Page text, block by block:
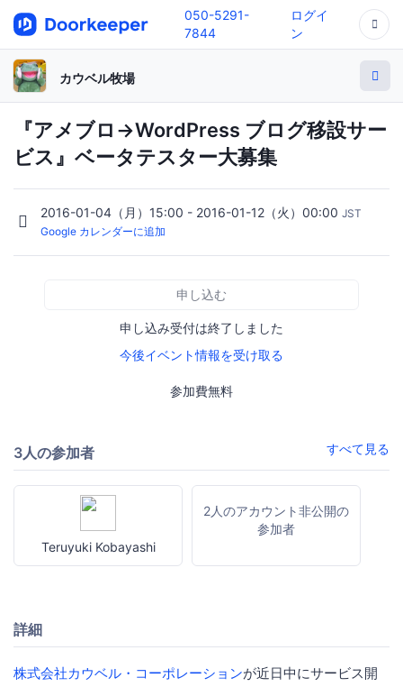
050-5291-
7844
ログイ
ン
カウベル牧場
『アメブロ→WordPress ブログ移設サー
ビス』ベータテスター大募集
2016-01-04（月）15:00 - 2016-01-12（火）00:00 JST
Google カレンダーに追加
申し込む
申し込み受付は終了しました
今後イベント情報を受け取る
参加費無料
3人の参加者 すべて見る
Teruyuki Kobayashi
2人のアカウント非公開の
参加者
詳細
株式会社カウベル・コーポレーションが近日中にサービス開